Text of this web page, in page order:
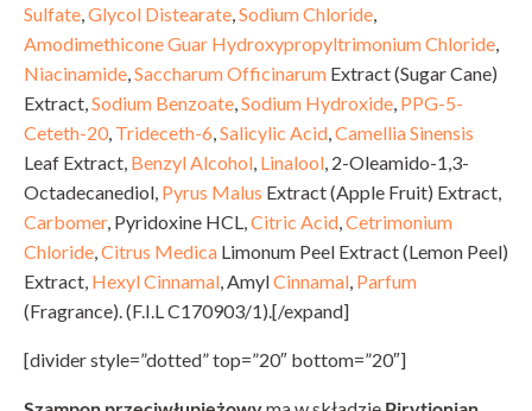
Sulfate Glycol Distearate Sodium Chloride
AmodimethiconeGuar Hydroxypropyltrimonium Chloride
Niacinamide Saccharum Officinarum Extract (Sugar Cane)
Extract, Sodium Benzoate Sodium Hydroxide PPG-5-
Ceteth-20 Trideceth-6 Salicylic Acid Camellia Sinensis
Leaf Extract, Benzyl Alcohol Linalool , 2-Oleamido-1,3-
Octadecanediol, Pyrus Malus Extract (Apple Fruit) Extract,
Carbomer, Pyridoxine HCL, Citric Acid Cetrimonium
Chloride Citrus Medica Limonum Peel Extract (Lemon Peel)
Extract, Hexyl Cinnamal , AmylCinnamal Parfum
(Fragrance). (F.I.L C170903/1).[/expand]
[divider style=”dotted” top=”20″ bottom=”20″]